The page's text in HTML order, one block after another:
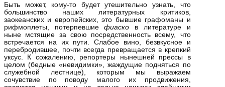
Быть может, кому‑то будет утешительно узнать, что
большинство наших литературных критиков,
заокеанских и европейских, это бывшие графоманы и
рифмоплеты, потерпевшиефиаско в литературе и
ныне мстящие за свою посредственность всему, что
встречается на их пути. Слабое вино, безвкусное и
перебродившее, почти всегда превращается в крепкий
уксус. К сожалению, репортеры нынешней прессы в
целом (бедные «невидимки», жаждущие подняться по
служебной лестнице), которым мы выражаем
сочувствие по поводу малого их продвижения,